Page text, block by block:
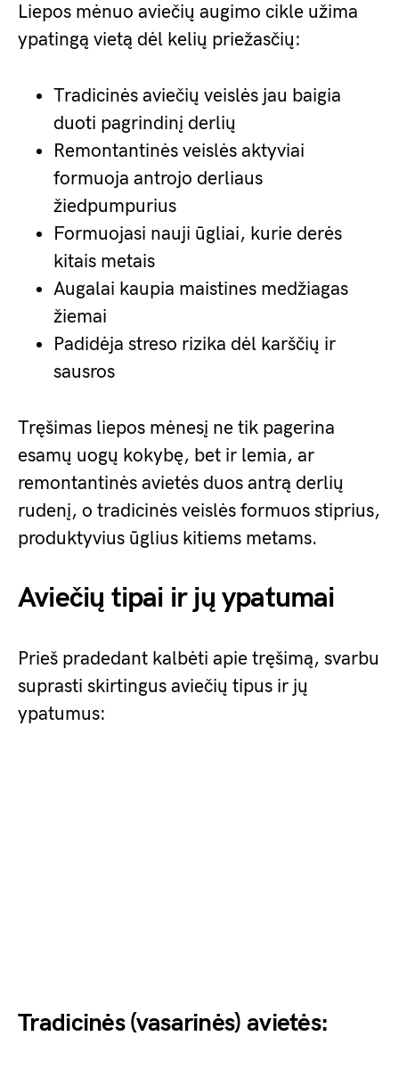
Liepos mėnuo aviečių augimo cikle užima
ypatingą vietą dėl kelių priežasčių:
Tradicinės aviečių veislės jau baigia
duoti pagrindinį derlių
Remontantinės veislės aktyviai
formuoja antrojo derliaus
žiedpumpurius
Formuojasi nauji ūgliai, kurie derės
kitais metais
Augalai kaupia maistines medžiagas
žiemai
Padidėja streso rizika dėl karščių ir
sausros
Tręšimas liepos mėnesį ne tik pagerina
esamų uogų kokybę, bet ir lemia, ar
remontantinės avietės duos antrą derlių
rudenį, o tradicinės veislės formuos stiprius,
produktyvius ūglius kitiems metams.
Aviečių tipai ir jų ypatumai
Prieš pradedant kalbėti apie tręšimą, svarbu
suprasti skirtingus aviečių tipus ir jų
ypatumus:
Tradicinės (vasarinės) avietės: